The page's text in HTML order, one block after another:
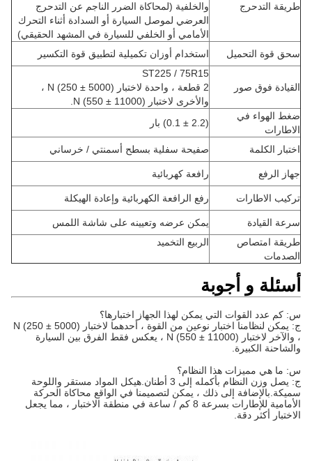
طريقة التدحرج
والخلفية (لمحاكاة الضرر الناجم عن التدحرج
العرضي لموصل السيارة أو السدادة أثناء التحرك
الأمامي أو الخلفي للسيارة في المشهد الحقيقي)
سحق قوة التحميل
استخدام أوزان تكميلية لتطبيق قوة التكسير
القيادة فوق صور
ST225 / 75R15
2 قطعة ، واحدة لاختبار (5000 ± 250) N ،
والأخرى لاختبار (11000 ± 550) N.
ضغط الهواء في
الاطارات
اختبار الكلمة صفيحة سفلية بسطح أسمنتي / خرساني
جهاز الرفع رافعة كهربائية
تركيب الاطارات رفع الرافعة الكهربائية وإعادة الهيكلة
سرعة القيادة
يمكن عرضه وتعيينه على شاشة اللمس
طريقة امتصاص
الصدمات
الربيع التخميد
أسئلة و أجوبة
س: كم عدد القوات التي يمكن لهذا الجهاز اختبارها؟
ج: يمكن لنظامنا اختبار نوعين من القوة ، أحدهما لاختبار (5000 ± 250) N
، والآخر لاختبار (11000 ± 550) N ، يعكس فقط الفرق بين السيارة
والشاحنة الكبيرة.
س: ما هي مميزات هذا النظام؟
ج: يصل وزن النظام بأكمله إلى 3 أطنان.هيكل المواد مستقر واللوحة
سميكة.بالإضافة إلى ذلك ، يمكن لتصميمنا في الواقع محاكاة الحركة
الأمامية للإطارات بسرعة 8 كم / ساعة في منطقة الاختبار ، مما يجعل
الاختبار أكثر دقة.